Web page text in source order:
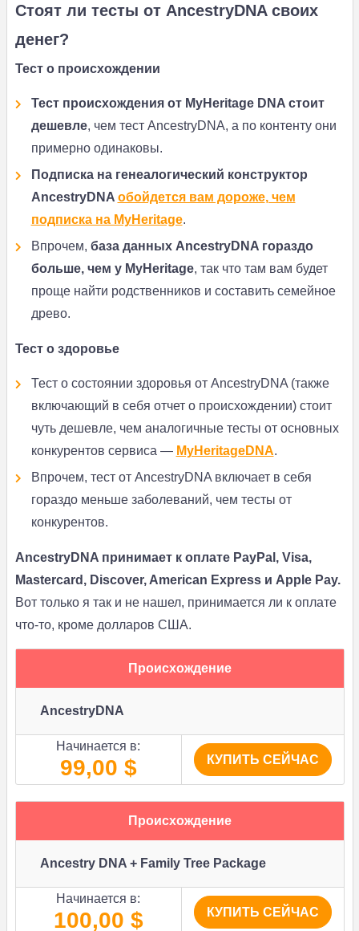
Стоят ли тесты от AncestryDNA своих
денег?
Тест о происхождении
Тест происхождения от MyHeritage DNA стоит
дешевле, чем тест AncestryDNA, а по контенту они
примерно одинаковы.
Подписка на генеалогический конструктор
AncestryDNA обойдется вам дороже, чем
подписка на MyHeritage.
Впрочем, база данных AncestryDNA гораздо
больше, чем у MyHeritage, так что там вам будет
проще найти родственников и составить семейное
древо.
Тест о здоровье
Тест о состоянии здоровья от AncestryDNA (также
включающий в себя отчет о происхождении) стоит
чуть дешевле, чем аналогичные тесты от основных
конкурентов сервиса — MyHeritageDNA.
Впрочем, тест от AncestryDNA включает в себя
гораздо меньше заболеваний, чем тесты от
конкурентов.
AncestryDNA принимает к оплате PayPal, Visa,
Mastercard, Discover, American Express и Apple Pay.
Вот только я так и не нашел, принимается ли к оплате
что-то, кроме долларов США.
Происхождение
AncestryDNA
Начинается в:
99,00 $ КУПИТЬ СЕЙЧАС
Происхождение
Ancestry DNA + Family Tree Package
Начинается в:
100,00 $ КУПИТЬ СЕЙЧАС